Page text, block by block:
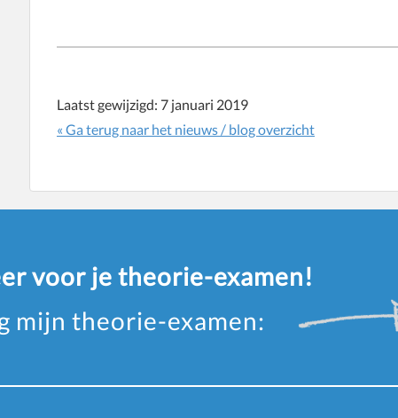
Laatst gewijzigd: 7 januari 2019
« Ga terug naar het nieuws / blog overzicht
voor je theorie-examen!
mijn theorie-examen: